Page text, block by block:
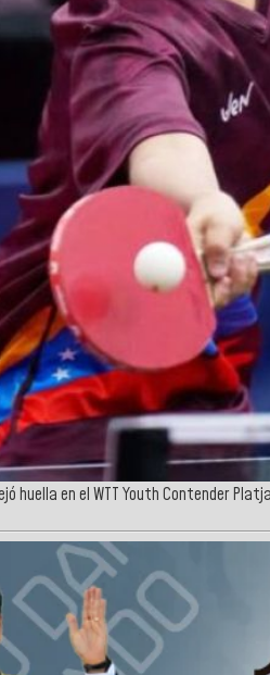
huella en el WTT Youth Contender